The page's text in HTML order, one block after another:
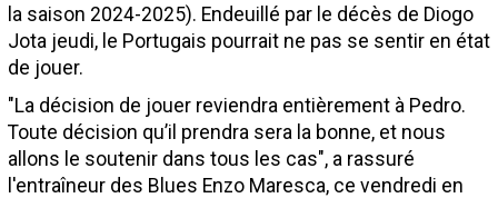
la saison 2024-2025). Endeuillé par le décès de Diogo
Jota jeudi, le Portugais pourrait ne pas se sentir en état
de jouer.
"La décision de jouer reviendra entièrement à Pedro.
Toute décision qu’il prendra sera la bonne, et nous
allons le soutenir dans tous les cas", a rassuré
l'entraîneur des Blues Enzo Maresca, ce vendredi en
Vidéos
Sondages
Tableau transferts L1
Taille de la police
Paramètrages / Options